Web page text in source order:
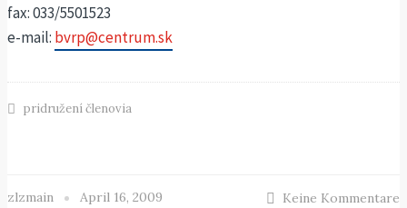
fax: 033/5501523
e-mail: bvrp@centrum.sk
pridružení členovia
zlzmain April 16, 2009 Keine Kommentare